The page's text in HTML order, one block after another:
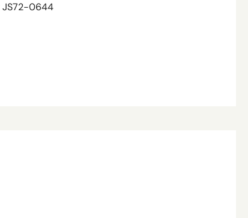
JS72-0644